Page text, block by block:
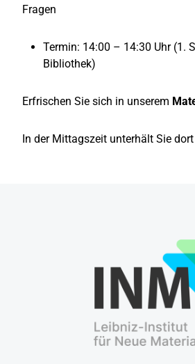
Fragen
Termin: 14:00 – 14:30 Uhr (1.
Bibliothek)
Erfrischen Sie sich in unserem
In der Mittagszeit unterhält Sie